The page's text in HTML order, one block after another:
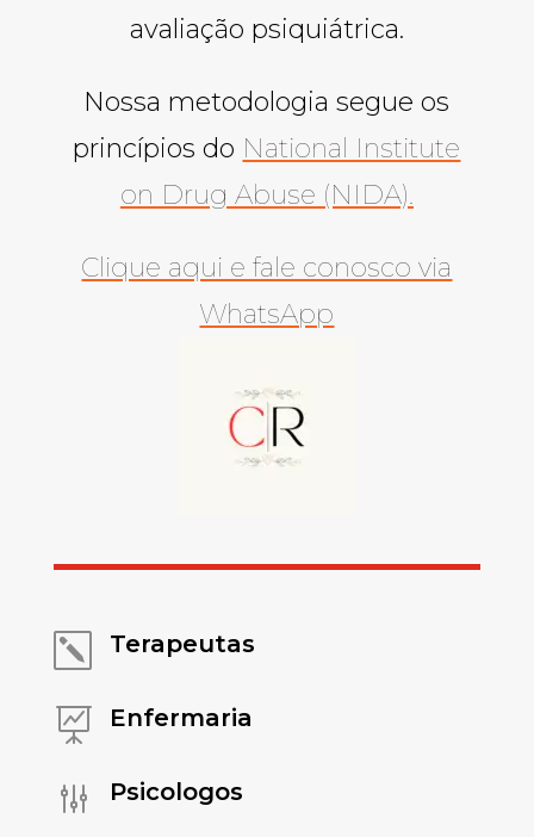
avaliação psiquiátrica.
Nossa metodologia segue os
princípios do National Institute
on Drug Abuse (NIDA).
Clique aqui e fale conosco via
WhatsApp
k Terapeutas
 Enfermaria
g Psicologos